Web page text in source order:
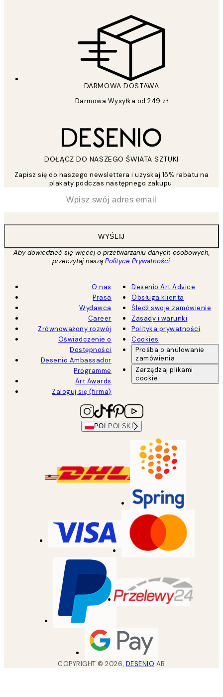
DARMOWA DOSTAWA
Darmowa Wysyłka od 249 zł
DOŁĄCZ DO NASZEGO ŚWIATA SZTUKI
Zapisz się do naszego newslettera i uzyskaj 15% rabatu na
plakaty podczas następnego zakupu.
WYŚLIJ
Aby dowiedzieć się więcej o przetwarzaniu danych osobowych,
przeczytaj naszą Polityce Prywatności.
O nas
Prasa
Wydawca
Career
Zrównoważony rozwój
Oświadczenie o
Dostępności
Desenio Ambassador
Programme
Art Awards
Zaloguj się (firma)
Desenio Art Advice
Obsługa klienta
Śledź swoje zamówienie
Zasady i warunki
Polityka prywatności
Cookies
Prośba o anulowanie
zamówienia
Zarządzaj plikami
cookie
POL POLSKI
COPYRIGHT ©2026, DESENIO AB